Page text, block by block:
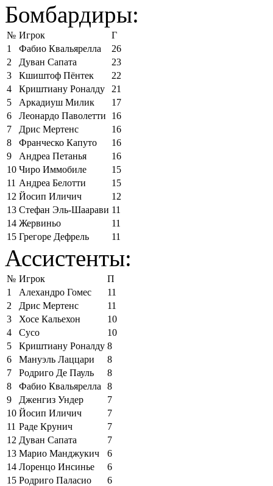
Бомбардиры:
№ Игрок
Г
1
Фабио Квальярелла
26
2
Дуван Сапата
23
3
Кшиштоф Пёнтек
22
4
Криштиану Роналду
21
5
Аркадиуш Милик
17
6
Леонардо Паволетти
16
7
Дрис Мертенс
16
8
Франческо Капуто
16
9
Андреа Петанья
16
10 Чиро Иммобиле
15
11 Андреа Белотти
15
12 Йосип Иличич
12
13 Стефан Эль-Шаарави 11
14 Жервиньо
11
15 Грегоре Дефрель 11
Ассистенты:
№ Игрок
П
1
Алехандро Гомес
11
2
Дрис Мертенс
11
3
Хосе Кальехон
10
4
Сусо
10
5
Криштиану Роналду 8
6
Мануэль Лаццари
8
7
Родриго Де Пауль
8
8
Фабио Квальярелла
8
9
Дженгиз Ундер
7
10 Йосип Иличич
7
11 Раде Крунич
7
12 Дуван Сапата
7
13 Марио Манджукич
6
14 Лоренцо Инсинье
6
15 Родриго Паласио 6